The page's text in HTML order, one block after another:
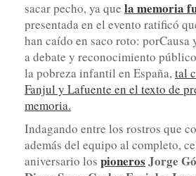
sacar pecho, ya que la memoria
presentada en el evento ratificó
han caído en saco roto: porCausa
a debate y reconocimiento
la pobreza infantil en España,tal
Fanjul y Lafuente en el texto de
memoria.
Indagando entre los rostros que
además del equipo al completo,
aniversario los pioneros Jorge